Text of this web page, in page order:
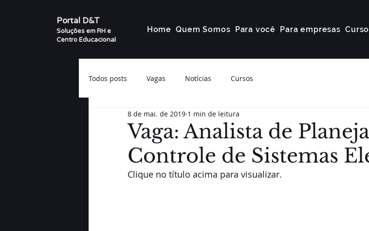
Portal D&T
Soluções em RH e
Centro Educacional
Home Quem Somos Para você Para empresas
Todos posts Vagas Notícias Cursos
Vaga: Analista de
Controle de Sistemas
8 de mai. de 2019 1 min de leitura
Clique no título acima para visualizar.